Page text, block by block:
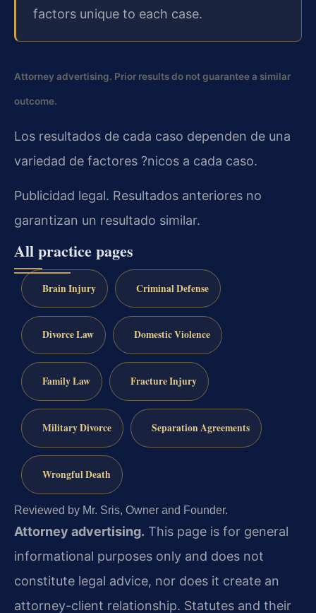
factors unique to each case.
Attorney advertising. Prior results do not guarantee a similar
outcome.
Los resultados de cada caso dependen de una
variedad de factores ?nicos a cada caso.
Publicidad legal. Resultados anteriores no
garantizan un resultado similar.
All practice pages
Brain Injury Criminal Defense
Divorce Law Domestic Violence
Family Law Fracture Injury
Military Divorce Separation Agreements
Wrongful Death
Reviewed by Mr. Sris, Owner and Founder.
Attorney advertising. This page is for general
informational purposes only and does not
constitute legal advice, nor does it create an
attorney-client relationship. Statutes and their